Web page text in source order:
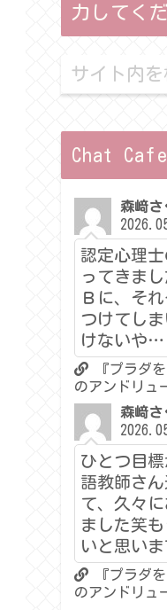
力してく
Chat Cafe
森﨑さ
認定心理
ってきま
Ｂに、そ
つけてし
けないや…
『プラダ
のアンドリュ
森﨑さ
ひとつ目
語教師さ
て、久々
ました笑
いと思いま
『プラダ
のアンドリュ